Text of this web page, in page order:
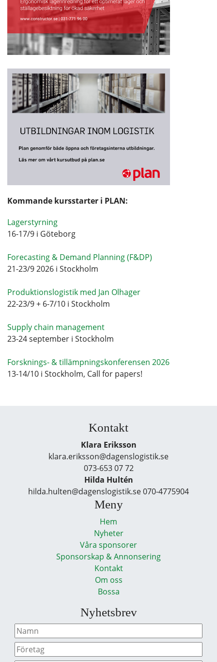
Kommande kursstarter i PLAN:
Lagerstyrning
16-17/9 i Göteborg
Forecasting & Demand Planning (F&DP)
21-23/9 2026 i Stockholm
Produktionslogistik med Jan Olhager
22-23/9 + 6-7/10 i Stockholm
Supply chain management
23-24 september i Stockholm
Forsknings- & tillämpningskonferensen 2026
13-14/10 i Stockholm, Call for papers!
Kontakt
Klara Eriksson
klara.eriksson@dagenslogistik.se
073-653 07 72
Hilda Hultén
hilda.hulten@dagenslogistik.se 070-4775904
Meny
Hem
Nyheter
Våra sponsorer
Sponsorskap & Annonsering
Kontakt
Om oss
Bossa
Nyhetsbrev